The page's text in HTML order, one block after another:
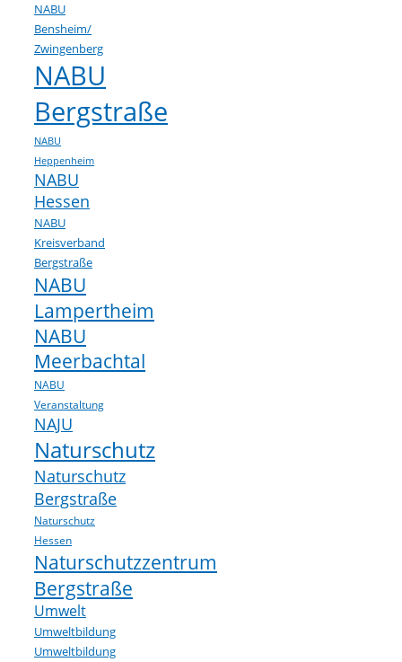
NABU
Bensheim/
Zwingenberg
NABU
Bergstraße
NABU
Heppenheim
NABU
Hessen
NABU
Kreisverband
Bergstraße
NABU
Lampertheim
NABU
Meerbachtal
NABU
Veranstaltung
NAJU
Naturschutz
Naturschutz
Bergstraße
Naturschutz
Hessen
Naturschutzzentrum
Bergstraße
Umwelt
Umweltbildung
Umweltbildung